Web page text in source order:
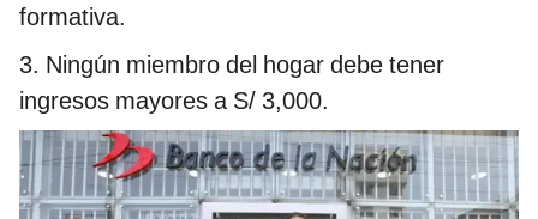
formativa.
3. Ningún miembro del hogar debe tener
ingresos mayores a S/ 3,000.